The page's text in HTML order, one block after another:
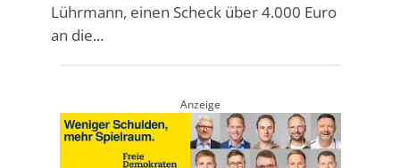
Lührmann, einen Scheck über 4.000 Euro
an die...
Anzeige